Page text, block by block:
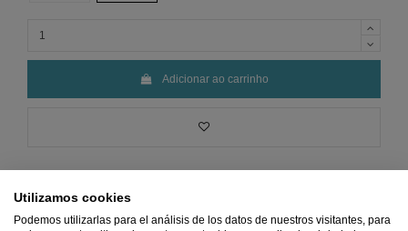
Adicionar ao carrinho
Utilizamos cookies
Podemos utilizarlas para el análisis de los datos de nuestros visitantes, para